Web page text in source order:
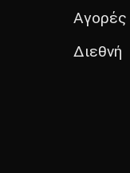
Αγορές
Διεθνή